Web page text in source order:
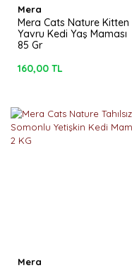
Mera
Mera Cats Nature Kitten
Yavru Kedi Yaş Maması
85 Gr
160,00 TL
Mera